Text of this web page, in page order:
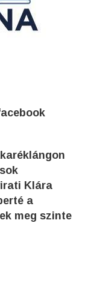
Klára
a
meg szinte